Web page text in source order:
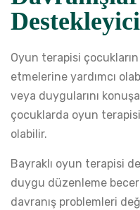
Oyun terapisi
etmelerine yardımcı
veya duygularını
çocuklarda oyun
olabilir.
Bayraklı oyun terapisi
duygu düzenleme
davranış problemleri